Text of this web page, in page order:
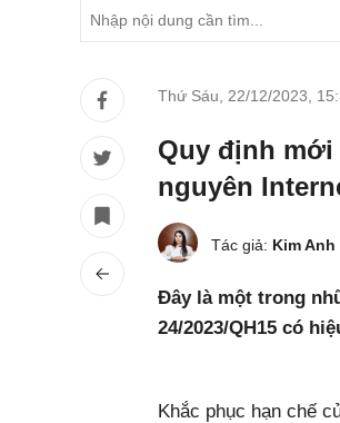
Thứ Sáu, 22/12/2023
Quy định mới
nguyên
Tác giả: Kim Anh
Đây là một trong
24/2023/QH15 có
Khắc phục hạn chế